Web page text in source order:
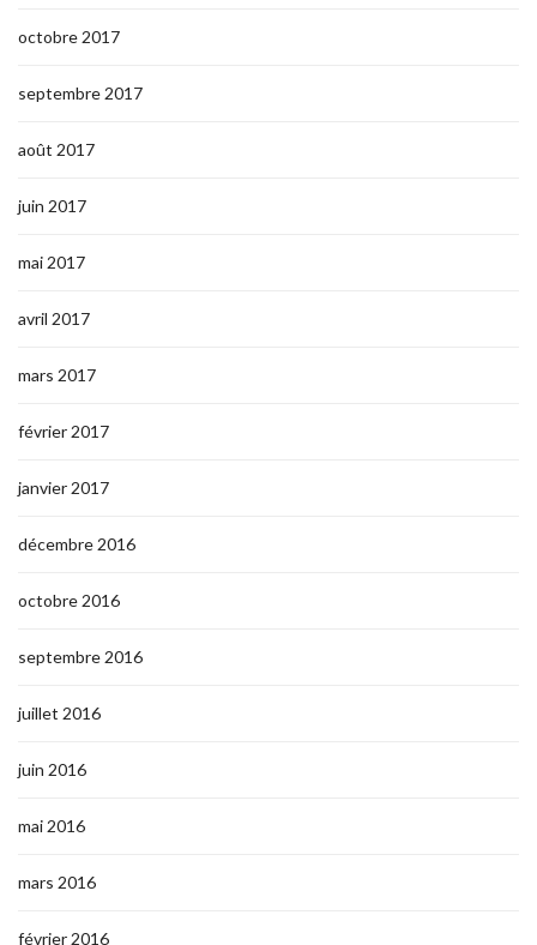
octobre 2017
septembre 2017
août 2017
juin 2017
mai 2017
avril 2017
mars 2017
février 2017
janvier 2017
décembre 2016
octobre 2016
septembre 2016
juillet 2016
juin 2016
mai 2016
mars 2016
février 2016